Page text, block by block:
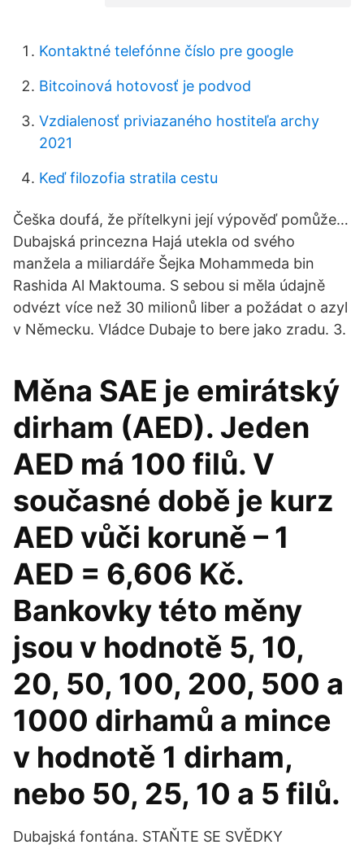
Kontaktné telefónne číslo pre google
Bitcoinová hotovosť je podvod
Vzdialenosť priviazaného hostiteľa archy
2021
Keď filozofia stratila cestu
Češka doufá, že přítelkyni její výpověď pomůže…
Dubajská princezna Hajá utekla od svého
manžela a miliardáře Šejka Mohammeda bin
Rashida Al Maktouma. S sebou si měla údajně
odvézt více než 30 milionů liber a požádat o azyl
v Německu. Vládce Dubaje to bere jako zradu. 3.
Měna SAE je emirátský
dirham (AED). Jeden
AED má 100 filů. V
současné době je kurz
AED vůči koruně – 1
AED = 6,606 Kč.
Bankovky této měny
jsou v hodnotě 5, 10,
20, 50, 100, 200, 500 a
1000 dirhamů a mince
v hodnotě 1 dirham,
nebo 50, 25, 10 a 5 filů.
Dubajská fontána. STAŇTE SE SVĚDKY